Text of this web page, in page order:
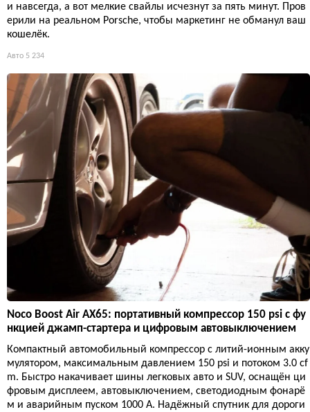
и навсегда, а вот мелкие свайлы исчезнут за пять минут. Пров
ерили на реальном Porsche, чтобы маркетинг не обманул ваш
кошелёк.
Авто 5 234
Noco Boost Air AX65: портативный компрессор 150 psi с фу
нкцией джамп-стартера и цифровым автовыключением
Компактный автомобильный компрессор с литий-ионным акку
мулятором, максимальным давлением 150 psi и потоком 3.0 cf
m. Быстро накачивает шины легковых авто и SUV, оснащён ци
фровым дисплеем, автовыключением, светодиодным фонарё
м и аварийным пуском 1000 А. Надёжный спутник для дороги